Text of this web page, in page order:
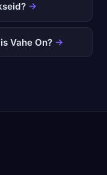
→
Vahe On? →